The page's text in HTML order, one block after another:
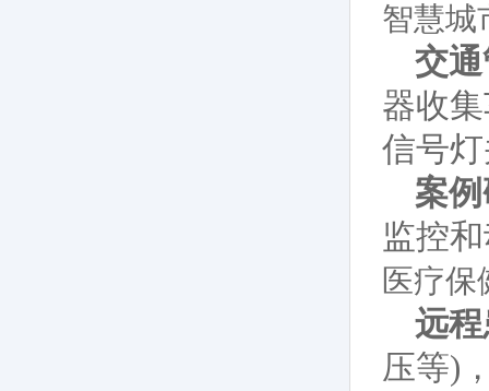
智慧城
交
器收
信号
案
监控
医疗保
远
压等)